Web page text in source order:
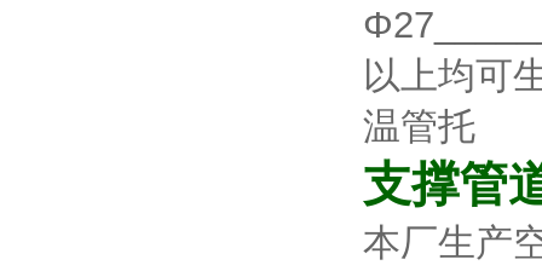
以上均可
温管托
支撑管
本厂生产